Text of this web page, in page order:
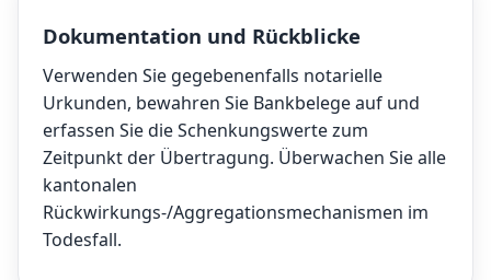
Dokumentation und Rückblicke
Verwenden Sie gegebenenfalls notarielle
Urkunden, bewahren Sie Bankbelege auf und
erfassen Sie die Schenkungswerte zum
Zeitpunkt der Übertragung. Überwachen Sie alle
kantonalen
Rückwirkungs-/Aggregationsmechanismen im
Todesfall.